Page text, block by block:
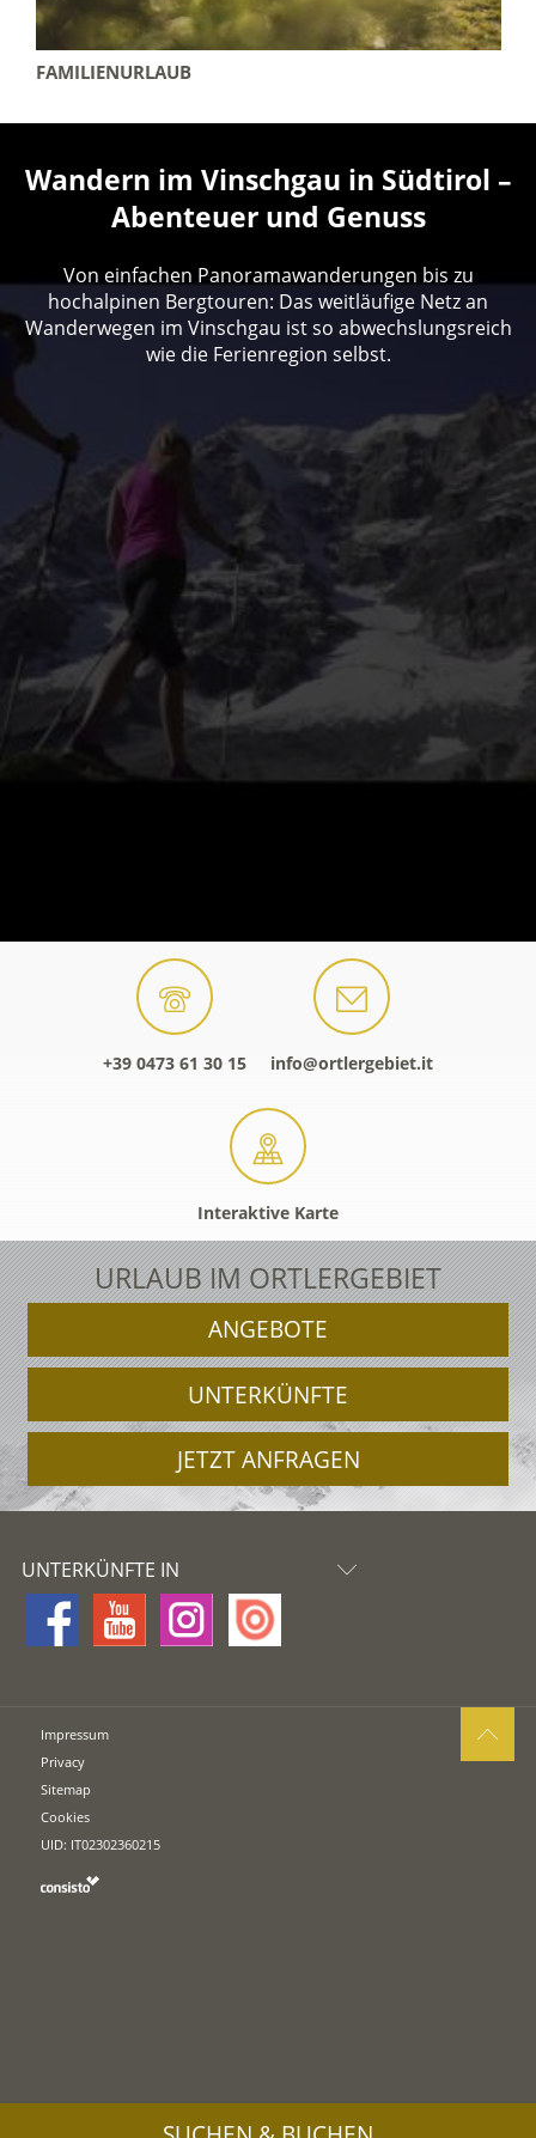
FAMILIENURLAUB
Wandern im Vinschgau in Südtirol –
Abenteuer und Genuss
Von einfachen Panoramawanderungen bis zu
hochalpinen Bergtouren: Das weitläufige Netz an
Wanderwegen im Vinschgau ist so abwechslungsreich
wie die Ferienregion selbst.
+39 0473 61 30 15 info@ortlergebiet.it
Interaktive Karte
URLAUB IM ORTLERGEBIET
ANGEBOTE
UNTERKÜNFTE
JETZT ANFRAGEN
UNTERKÜNFTE IN
Impressum
Privacy
Sitemap
Cookies
UID: IT02302360215